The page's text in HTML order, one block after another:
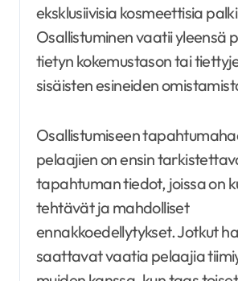
eksklusiivisia kosmeettisia
Osallistuminen vaatii yleensä
tietyn kokemustason tai
sisäisten esineiden
Osallistumiseen
pelaajien on ensin
tapahtuman tiedot, joissa on
tehtävät ja mahdolliset
ennakkoedellytykset. Jotkut
saattavat vaatia pelaajia